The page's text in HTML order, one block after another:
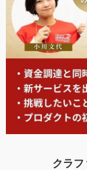
クラフ